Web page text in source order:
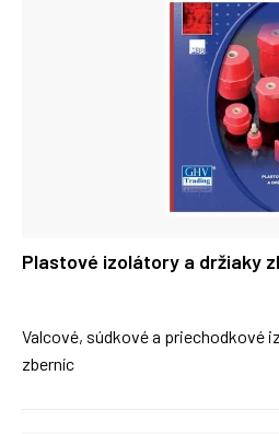
Plastové izolátory a držiaky
Valcové, súdkové a priechodkové
zberníc